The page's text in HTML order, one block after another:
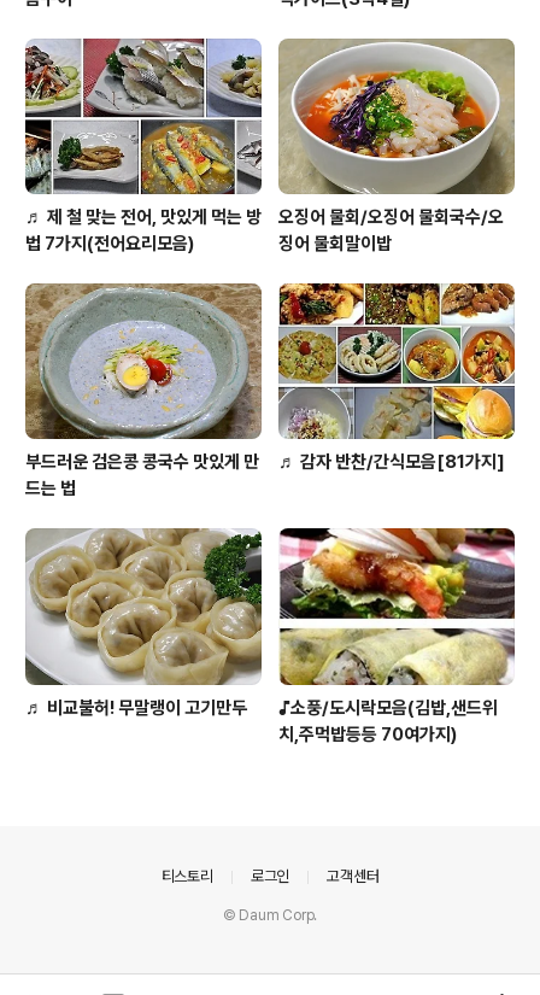
♬ 제 철 맞는 전어, 맛있게 먹는 방
법 7가지(전어요리모음)
오징어 물회/오징어 물회국수/오
징어 물회말이밥
부드러운 검은콩 콩국수 맛있게 만
드는 법
♬ 감자 반찬/간식모음[81가지]
♬ 비교불허! 무말랭이 고기만두
♪소풍/도시락모음(김밥,샌드위
치,주먹밥등등 70여가지)
티스토리 로그인 고객센터
© Daum Corp.